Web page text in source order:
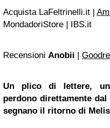
Acquista LaFeltrinelli.it |
MondadoriStore | IBS.it
Recensioni Anobii |
Un plico di lettere,
perdono direttamente
segnano il ritorno di